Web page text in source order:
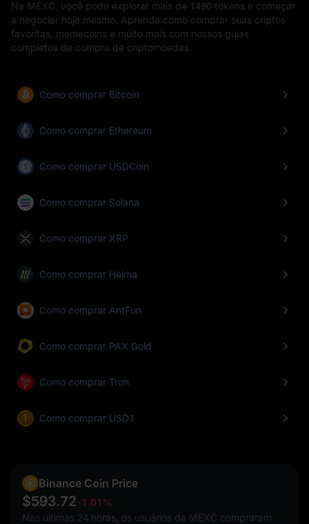
Na MEXC, você pode explorar mais de 1490 tokens e começar
a negociar hoje mesmo. Aprenda como comprar suas criptos
favoritas, memecoins e muito mais com nossos guias
completos de compra de criptomoedas.
Como comprar Bitcoin
Como comprar Ethereum
Como comprar USDCoin
Como comprar Solana
Como comprar XRP
Como comprar Heima
Como comprar AntFun
Como comprar PAX Gold
Como comprar Tron
Como comprar USD1
Binance Coin Price
$593.72-1.01%
Nas últimas 24 horas, os usuários da MEXC compraram